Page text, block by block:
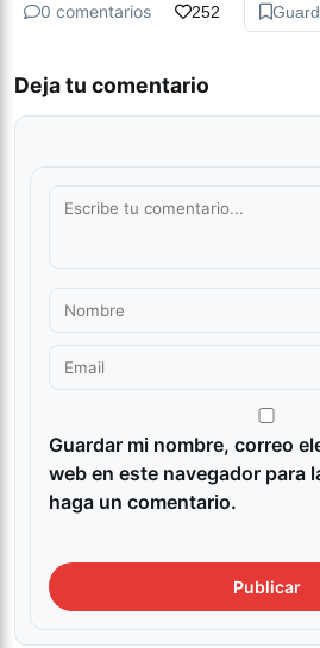
0 comentarios 252
Deja tu comentario
Guardar mi nombre, correo
web en este navegador para
haga un comentario.